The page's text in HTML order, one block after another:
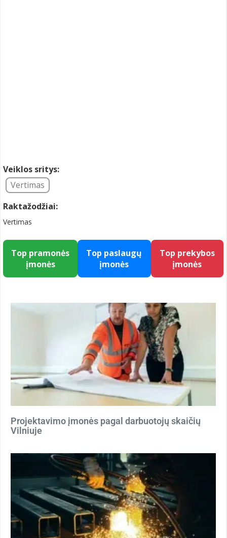
Veiklos sritys:
Vertimas
Raktažodžiai:
Vertimas
Top pramonės
įmonės
Top paslaugų
įmonės
Top prekybos
įmonės
Projektavimo įmonės pagal darbuotojų skaičių
Vilniuje